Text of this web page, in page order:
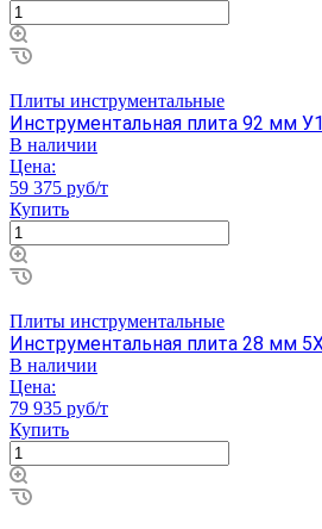
Плиты инструментальные
Инструментальная плита 92 мм
В наличии
Цена:
59 375 руб/т
Купить
Плиты инструментальные
Инструментальная плита 28 мм
В наличии
Цена:
79 935 руб/т
Купить